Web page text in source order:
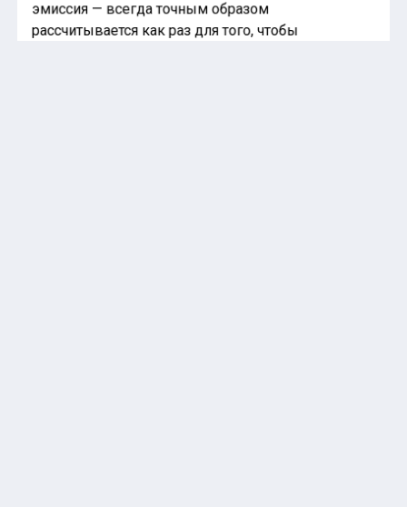
эмиссия — всегда точным образом
рассчитывается как раз для того, чтобы